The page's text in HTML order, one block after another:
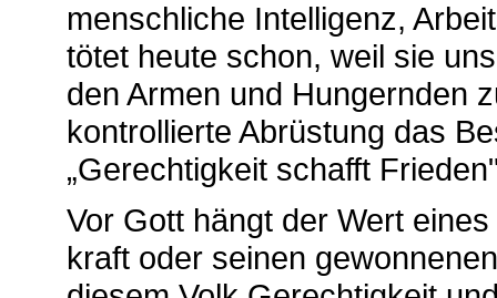
menschliche Intelligenz,
tötet heute schon, weil sie
den Armen und Hungernden
kontrollierte Abrüstung das
„Gerechtigkeit schafft
Vor Gott hängt der Wert
kraft oder seinen